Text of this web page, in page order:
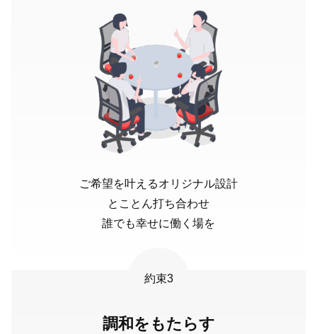
ご希望を叶えるオリジナル設計
とことん打ち合わせ
誰でも幸せに働く場を
約束3
調和をもたらす